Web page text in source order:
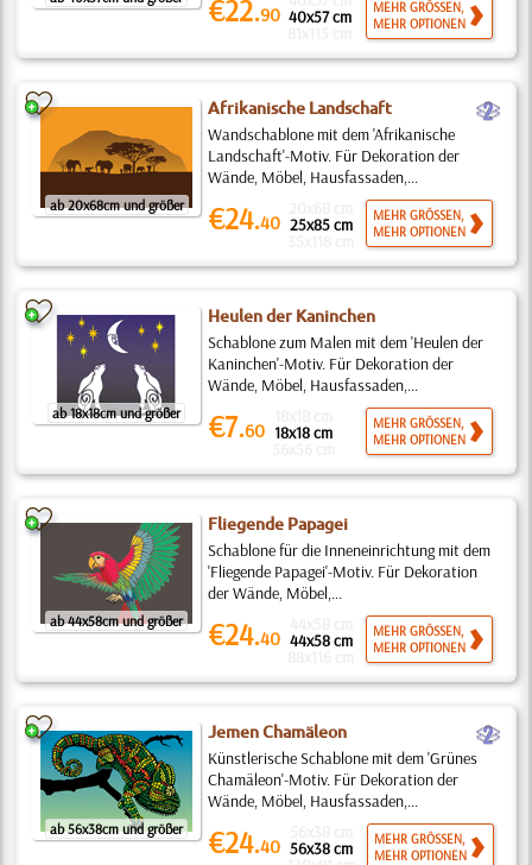
€22.90 40x57 cm
MEHR GRÖSSEN,
MEHR OPTIONEN
ab 20x68cm und größer
Afrikanische Landschaft b
Wandschablone mit dem 'Afrikanische
Landschaft'-Motiv. Für Dekoration der
Wände, Möbel, Hausfassaden,...
€24.40 25x85 cm
MEHR GRÖSSEN,
MEHR OPTIONEN
ab 18x18cm und größer
Heulen der Kaninchen
Schablone zum Malen mit dem 'Heulen der
Kaninchen'-Motiv. Für Dekoration der
Wände, Möbel, Hausfassaden,...
€7.60 18x18 cm
MEHR GRÖSSEN,
MEHR OPTIONEN
ab 44x58cm und größer
Fliegende Papagei
Schablone für die Inneneinrichtung mit dem
'Fliegende Papagei'-Motiv. Für Dekoration
der Wände, Möbel,...
€24.40 44x58 cm
MEHR GRÖSSEN,
MEHR OPTIONEN
ab 56x38cm und größer
Jemen Chamäleon b
Künstlerische Schablone mit dem 'Grünes
Chamäleon'-Motiv. Für Dekoration der
Wände, Möbel, Hausfassaden,...
€24.40 56x38 cm
MEHR GRÖSSEN,
MEHR OPTIONEN